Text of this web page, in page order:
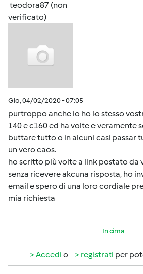
teodora87 (non
verificato)
Gio, 04/02/2020 - 07:05
purtroppo anche io ho lo stesso
140 e c160 ed ha volte e veramente
buttare tutto o in alcuni casi passar
un vero caos.
ho scritto più volte a link postato da
senza ricevere akcuna risposta, ho
email e spero di una loro cordiale
mia richiesta
In cima
Accedi o registrati per